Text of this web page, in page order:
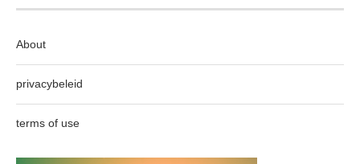
About
privacybeleid
terms of use